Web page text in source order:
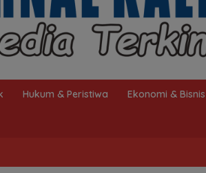
Hukum & Peristiwa Ekonomi & Bisnis